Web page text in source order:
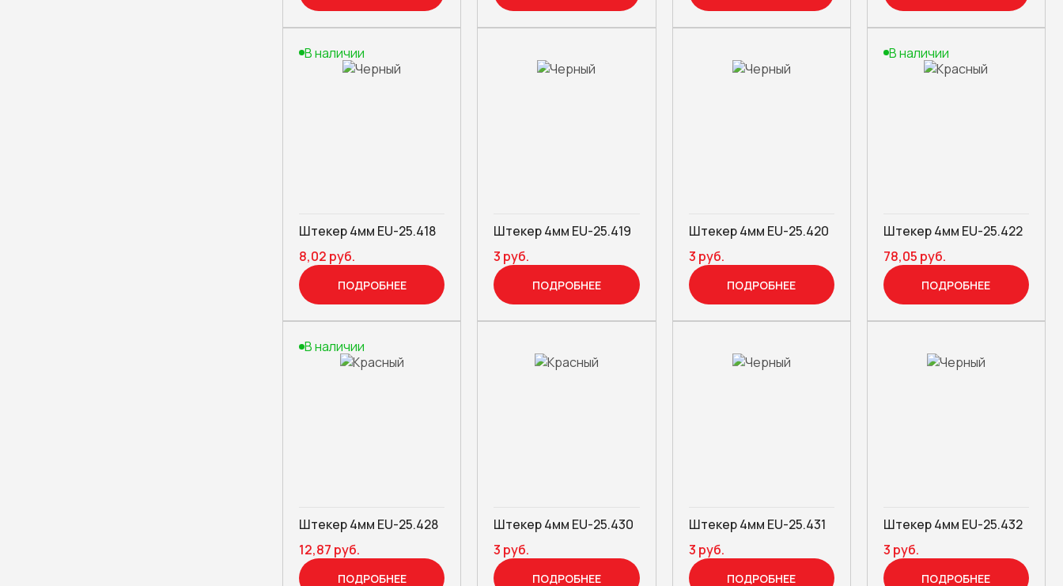
Штекер 4мм EU-25.418
8,02 руб.
ПОДРОБНЕЕ
В наличии
Штекер 4мм EU-25.419
3 руб.
ПОДРОБНЕЕ
Штекер 4мм EU-25.420
3 руб.
ПОДРОБНЕЕ
Штекер 4мм EU-25.422
78,05 руб.
ПОДРОБНЕЕ
В наличии
Штекер 4мм EU-25.428
12,87 руб.
ПОДРОБНЕЕ
В наличии
Штекер 4мм EU-25.430
3 руб.
ПОДРОБНЕЕ
Штекер 4мм EU-25.431
3 руб.
ПОДРОБНЕЕ
Штекер 4мм EU-25.432
3 руб.
ПОДРОБНЕЕ